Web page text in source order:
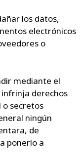
los datos,
electrónicos
o
mediante el
derechos
secretos
ningún
de
ponerlo a